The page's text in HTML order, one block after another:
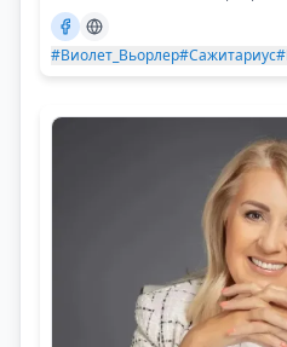
#Виолет_Вьорлер#Сажитариус